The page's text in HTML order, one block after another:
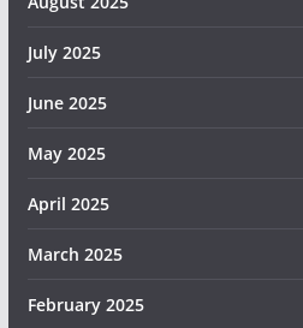
July 2025
June 2025
May 2025
April 2025
March 2025
February 2025